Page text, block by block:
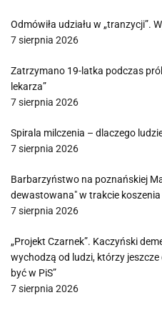
Odmówiła udziału w „tranzycji”.
7 sierpnia 2026
Zatrzymano 19-latka podczas
lekarza”
7 sierpnia 2026
Spirala milczenia – dlaczego
7 sierpnia 2026
Barbarzyństwo na poznańskiej
dewastowana" w trakcie koszenia
7 sierpnia 2026
„Projekt Czarnek”. Kaczyński
wychodzą od ludzi, którzy
być w PiS”
7 sierpnia 2026